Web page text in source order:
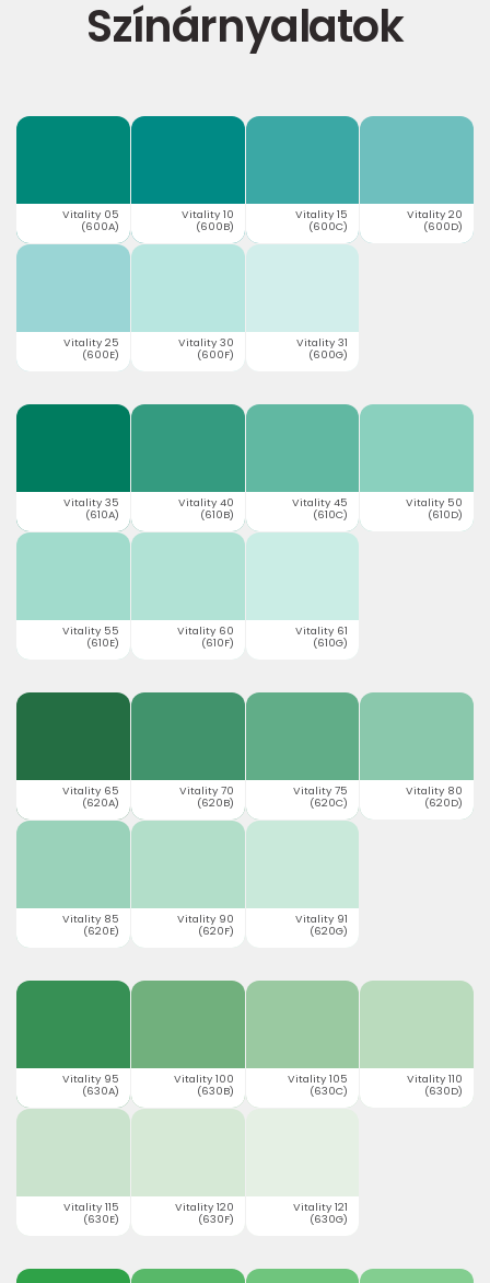
Színárnyalatok
Vitality 05
(600A)
Vitality 10
(600B)
Vitality 15
(600C)
Vitality 20
(600D)
Vitality 25
(600E)
Vitality 30
(600F)
Vitality 31
(600G)
Vitality 35
(610A)
Vitality 40
(610B)
Vitality 45
(610C)
Vitality 50
(610D)
Vitality 55
(610E)
Vitality 60
(610F)
Vitality 61
(610G)
Vitality 65
(620A)
Vitality 70
(620B)
Vitality 75
(620C)
Vitality 80
(620D)
Vitality 85
(620E)
Vitality 90
(620F)
Vitality 91
(620G)
Vitality 95
(630A)
Vitality 100
(630B)
Vitality 105
(630C)
Vitality 110
(630D)
Vitality 115
(630E)
Vitality 120
(630F)
Vitality 121
(630G)